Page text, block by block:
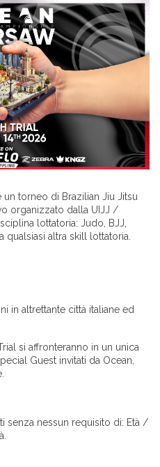
torneo di Brazilian Jiu Jitsu
organizzato dalla UIJJ /
lottatoria: Judo, BJJ,
qualsiasi altra skill lottatoria.
in altrettante città italiane ed
si affronteranno in un unica
Guest invitati da Ocean,
senza nessun requisito di: Età /